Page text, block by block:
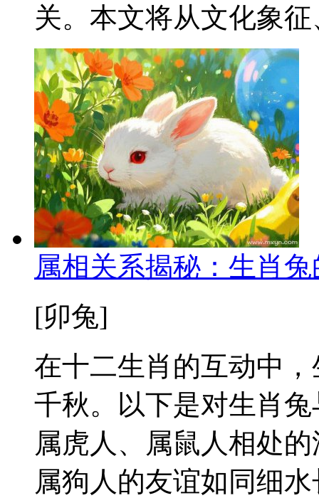
关。本文将从文化象
属相关系揭秘：生肖
[卯兔]
在十二生肖的互动中
千秋。以下是对生肖
属虎人、属鼠人相处
属狗人的友谊如同细